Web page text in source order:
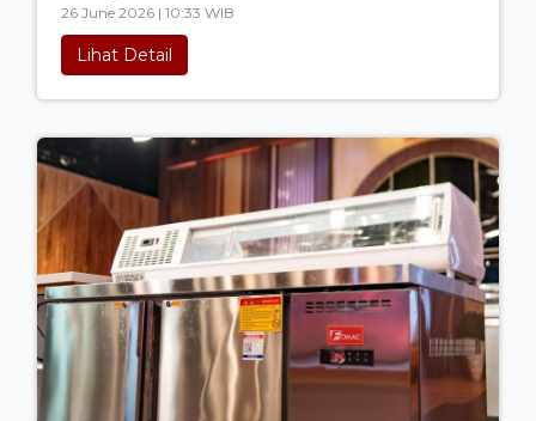
26 June 2026 | 10:33 WIB
Lihat Detail